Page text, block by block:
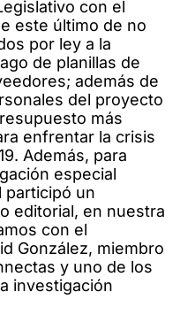
con el
este último de no
por ley a la
de planillas de
además de
del proyecto
más
enfrentar la crisis
Además, para
especial
participó un
editorial, en nuestra
con el
González, miembro
y uno de los
investigación